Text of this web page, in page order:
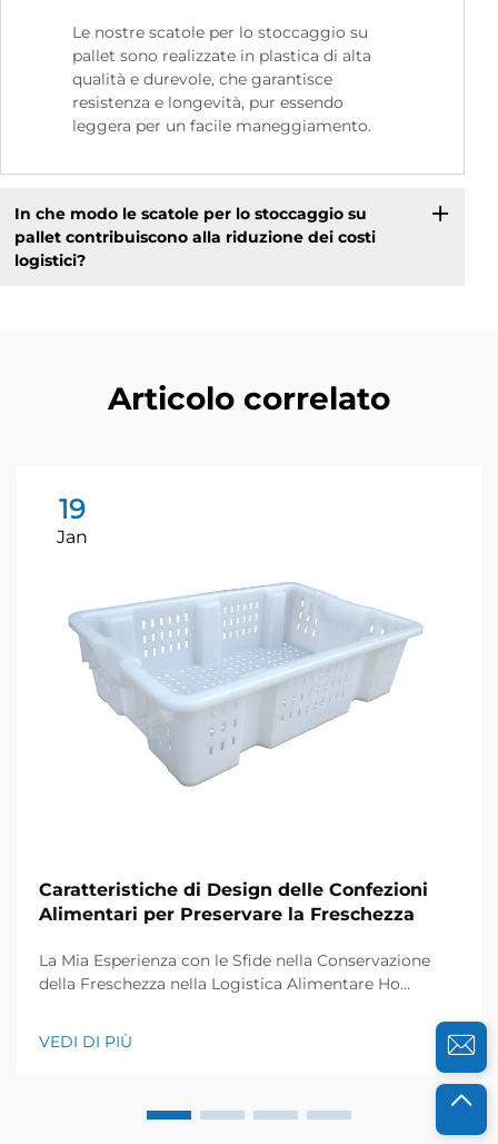
Le nostre scatole per lo stoccaggio su
pallet sono realizzate in plastica di alta
qualità e durevole, che garantisce
resistenza e longevità, pur essendo
leggera per un facile maneggiamento.
In che modo le scatole per lo stoccaggio su
pallet contribuiscono alla riduzione dei costi
logistici?
Articolo correlato
19
Jan
Caratteristiche di Design delle Confezioni
Alimentari per Preservare la Freschezza
La Mia Esperienza con le Sfide nella Conservazione
della Freschezza nella Logistica Alimentare Ho
catering per anni, e so quanto la freschezza sia
cruciale per il loro successo. Alcuni anni fa, un'azienda
VEDI DI PIÙ